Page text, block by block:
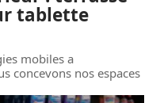
tablette
mobiles a
concevons nos espaces